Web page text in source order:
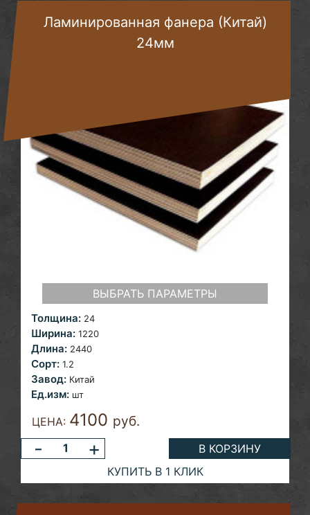
Ламинированная фанера (Китай)
24мм
ВЫБРАТЬ ПАРАМЕТРЫ
Толщина: 24
Ширина: 1220
Длина: 2440
Сорт: 1.2
Завод: Китай
Ед.изм: шт
ЦЕНА: 4100 руб.
- +
В КОРЗИНУ
КУПИТЬ В 1 КЛИК